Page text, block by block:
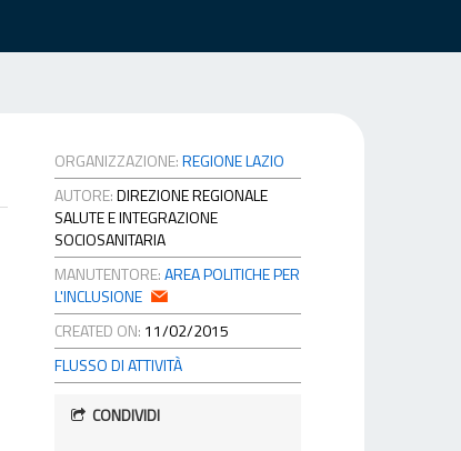
ORGANIZZAZIONE:REGIONE LAZIO
AUTORE:DIREZIONE REGIONALE
SALUTE E INTEGRAZIONE
SOCIOSANITARIA
MANUTENTORE:AREA POLITICHE PER
L'INCLUSIONE
CREATED ON: 11/02/2015
FLUSSO DI ATTIVITÀ
CONDIVIDI